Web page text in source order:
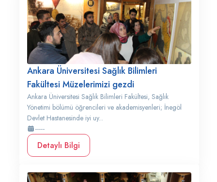
Ankara Üniversitesi Sağlık Bilimleri
Fakültesi Müzelerimizi gezdi
Ankara Üniversitesi Sağlık Bilimleri Fakültesi, Sağlık
Yönetimi bölümü öğrencileri ve akademisyenleri; İnegöl
Devlet Hastanesinde iyi uy...
-----
Detaylı Bilgi